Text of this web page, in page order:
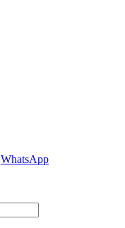
WhatsApp